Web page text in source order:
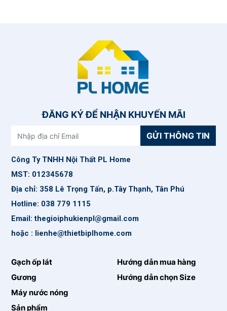
ĐĂNG KÝ ĐỂ NHẬN KHUYẾN MÃI
GỬI THÔNG TIN
Công Ty TNHH Nội Thất PL Home
MST: 012345678
Địa chỉ: 358 Lê Trọng Tấn, p.Tây Thạnh, Tân Phú
Hotline: 038 779 1115
Email: thegioiphukienpl@gmail.com
hoặc : lienhe@thietbiplhome.com
Gạch ốp lát
Gương
Máy nước nóng
Sản phẩm
Hướng dẫn mua hàng
Hướng dẫn chọn Size